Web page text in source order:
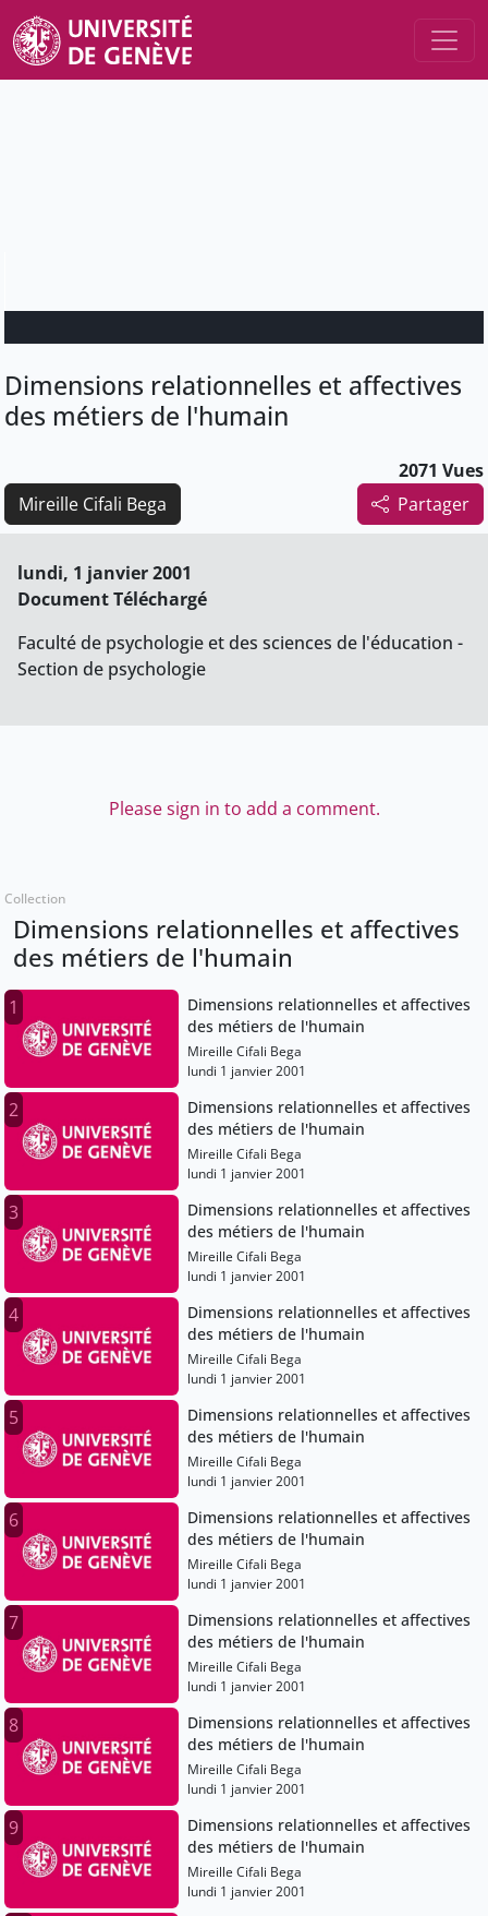
Dimensions relationnelles et affectives
des métiers de l'humain
2071 Vues
Partager
Mireille Cifali Bega
lundi, 1 janvier 2001
Document Téléchargé
Faculté de psychologie et des sciences de l'éducation -
Section de psychologie
Please sign in to add a comment.
Collection
Dimensions relationnelles et affectives
des métiers de l'humain
1
Dimensions relationnelles et affectives
des métiers de l'humain
Mireille Cifali Bega
lundi 1 janvier 2001
2
Dimensions relationnelles et affectives
des métiers de l'humain
Mireille Cifali Bega
lundi 1 janvier 2001
3
Dimensions relationnelles et affectives
des métiers de l'humain
Mireille Cifali Bega
lundi 1 janvier 2001
4
Dimensions relationnelles et affectives
des métiers de l'humain
Mireille Cifali Bega
lundi 1 janvier 2001
5
Dimensions relationnelles et affectives
des métiers de l'humain
Mireille Cifali Bega
lundi 1 janvier 2001
6
Dimensions relationnelles et affectives
des métiers de l'humain
Mireille Cifali Bega
lundi 1 janvier 2001
7
Dimensions relationnelles et affectives
des métiers de l'humain
Mireille Cifali Bega
lundi 1 janvier 2001
8
Dimensions relationnelles et affectives
des métiers de l'humain
Mireille Cifali Bega
lundi 1 janvier 2001
9
Dimensions relationnelles et affectives
des métiers de l'humain
Mireille Cifali Bega
lundi 1 janvier 2001